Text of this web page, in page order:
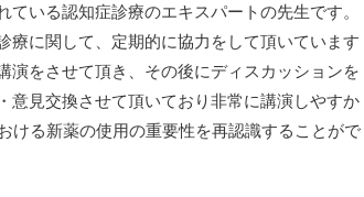
いる認知症診療のエキスパートの先生です。
療に関して、定期的に協力をして頂いています
演をさせて頂き、その後にディスカッションを
意見交換させて頂いており非常に講演しやすか
ける新薬の使用の重要性を再認識することがで